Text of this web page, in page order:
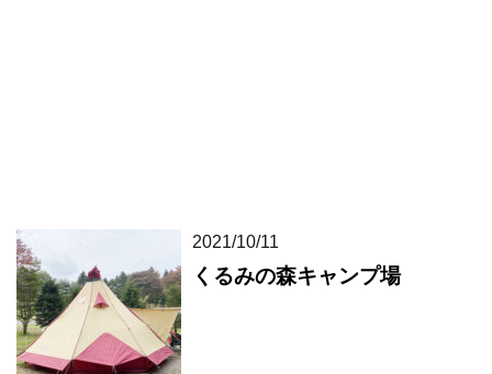
2021/10/11
くるみの森キャンプ場